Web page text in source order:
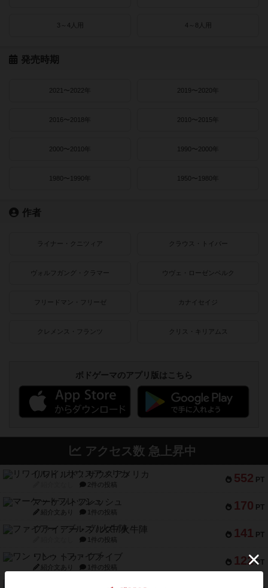
3～4人用 4～8人用
発売時期
2021〜2022年 2019〜2020年
2016〜2018年 2010〜2015年
2000〜2010年 1990〜2000年
1980〜1990年 1950〜1980年
作者
ライナー・クニツィア クラウス・トイバー
ヴォルフガング・クラマー ウヴェ・ローゼンベルク
フリードマン・フリーゼ カナイセイジ
クレメンス・フランツ クリス・キリアムス
ボドゲーマのアプリ版はこちら
アクセス数 急上昇中
552 PT
リワイルド：サウスアメリカ
2件の投稿
170 PT
マーケットフレッシュ
紹介文あり 1件の投稿
141 PT
ファイアー・ブルズ / 火牛陣
1件の投稿
122 PT
ワン・トゥ・ファイブ
紹介文あり 1件の投稿